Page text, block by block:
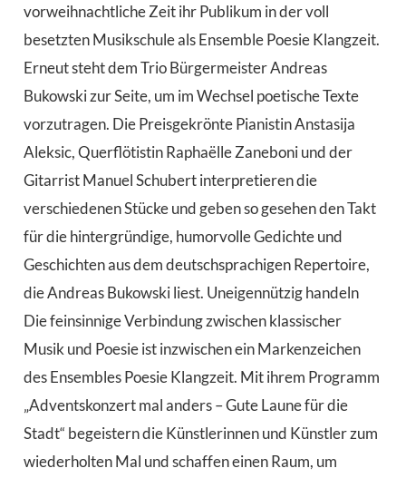
vorweihnachtliche Zeit ihr Publikum in der voll
besetzten Musikschule als Ensemble Poesie Klangzeit.
Erneut steht dem Trio Bürgermeister Andreas
Bukowski zur Seite, um im Wechsel poetische Texte
vorzutragen. Die Preisgekrönte Pianistin Anstasija
Aleksic, Querflötistin Raphaëlle Zaneboni und der
Gitarrist Manuel Schubert interpretieren die
verschiedenen Stücke und geben so gesehen den Takt
für die hintergründige, humorvolle Gedichte und
Geschichten aus dem deutschsprachigen Repertoire,
die Andreas Bukowski liest. Uneigennützig handeln
Die feinsinnige Verbindung zwischen klassischer
Musik und Poesie ist inzwischen ein Markenzeichen
des Ensembles Poesie Klangzeit. Mit ihrem Programm
„Adventskonzert mal anders – Gute Laune für die
Stadt“ begeistern die Künstlerinnen und Künstler zum
wiederholten Mal und schaffen einen Raum, um